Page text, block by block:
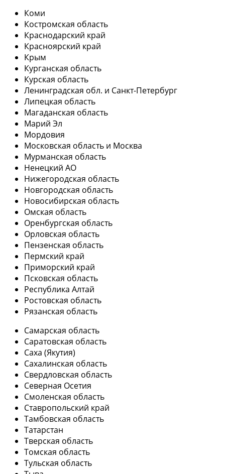
Коми
Костромская область
Краснодарский край
Красноярский край
Крым
Курганская область
Курская область
Ленинградская обл. и Санкт-Петербург
Липецкая область
Магаданская область
Марий Эл
Мордовия
Московская область и Москва
Мурманская область
Ненецкий АО
Нижегородская область
Новгородская область
Новосибирская область
Омская область
Оренбургская область
Орловская область
Пензенская область
Пермский край
Приморский край
Псковская область
Республика Алтай
Ростовская область
Рязанская область
Самарская область
Саратовская область
Саха (Якутия)
Сахалинская область
Свердловская область
Северная Осетия
Смоленская область
Ставропольский край
Тамбовская область
Татарстан
Тверская область
Томская область
Тульская область